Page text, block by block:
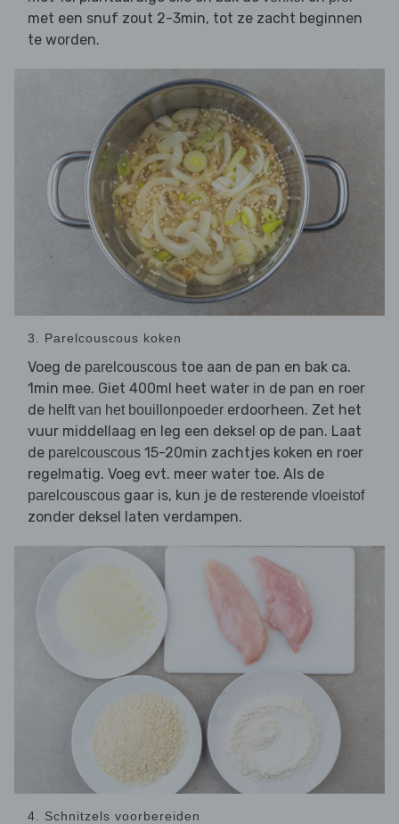
met een snuf zout 2-3min, tot ze zacht beginnen
te worden.
3. Parelcouscous koken
Voeg de parelcouscous toe aan de pan en bak ca.
1min mee. Giet 400ml heet water in de pan en roer
de helft van het bouillonpoeder erdoorheen. Zet het
vuur middellaag en leg een deksel op de pan. Laat
de parelcouscous 15-20min zachtjes koken en roer
regelmatig. Voeg evt. meer water toe. Als de
parelcouscous gaar is, kun je de resterende vloeistof
zonder deksel laten verdampen.
4. Schnitzels voorbereiden